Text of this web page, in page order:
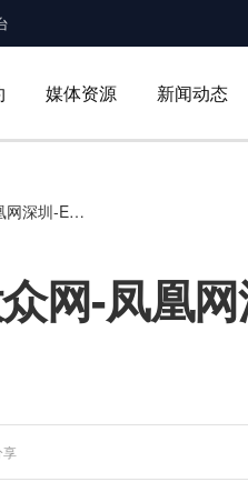
媒体资源 新闻动态
雅诗兰黛｜ELLE-大众网-凤凰网深圳-ELLE百家号
网-凤凰
享